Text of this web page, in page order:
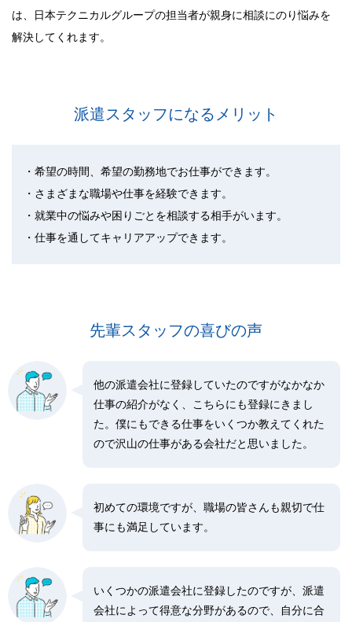
は、日本テクニカルグループの担当者が親身に相談にのり悩みを
解決してくれます。
派遣スタッフになるメリット
希望の時間、希望の勤務地でお仕事ができます。
さまざまな職場や仕事を経験できます。
就業中の悩みや困りごとを相談する相手がいます。
仕事を通してキャリアアップできます。
先輩スタッフの喜びの声
他の派遣会社に登録していたのですがなかなか
仕事の紹介がなく、こちらにも登録にきまし
た。僕にもできる仕事をいくつか教えてくれた
ので沢山の仕事がある会社だと思いました。
初めての環境ですが、職場の皆さんも親切で仕
事にも満足しています。
いくつかの派遣会社に登録したのですが、派遣
会社によって得意な分野があるので、自分に合